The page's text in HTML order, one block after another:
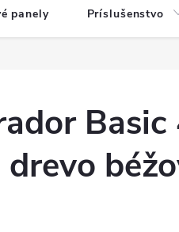
panely Príslušenstvo
Basic